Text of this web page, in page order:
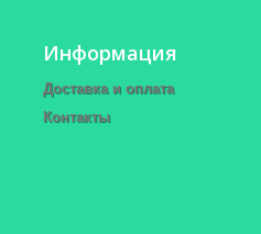
Информация
Доставка и оплата
Контакты